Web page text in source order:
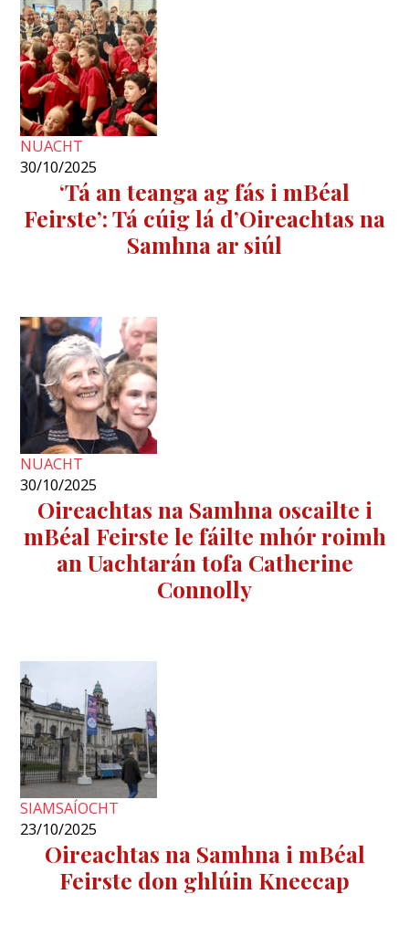
NUACHT
30/10/2025
‘Tá an teanga ag fás i mBéal
Feirste’: Tá cúig lá d’Oireachtas na
Samhna ar siúl
NUACHT
30/10/2025
Oireachtas na Samhna oscailte i
mBéal Feirste le fáilte mhór roimh
an Uachtarán tofa Catherine
Connolly
SIAMSAÍOCHT
23/10/2025
Oireachtas na Samhna i mBéal
Feirste don ghlúin Kneecap